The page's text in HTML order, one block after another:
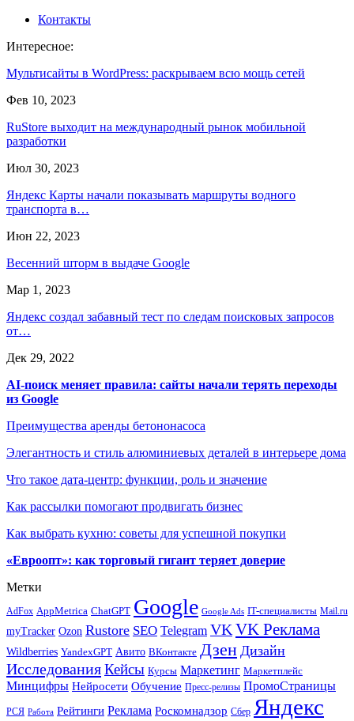
Контакты
Интересное:
Мультисайты в WordPress: раскрываем всю мощь сетей
Фев 10, 2023
RuStore выходит на международный рынок мобильной
разработки
Июл 30, 2023
Яндекс Карты начали показывать маршруты водного
транспорта в…
Июн 22, 2023
Весенний шторм в выдаче Google
Мар 1, 2023
Яндекс создал забавный тест по следам поисковых запросов
от…
Дек 29, 2022
AI-поиск меняет правила: сайты начали терять переходы
из Google
Преимущества аренды бетононасоса
Элегантность и стиль алюминиевых деталей в интерьере дома
Что такое дата-центр: функции, роль и значение
Как рассылки помогают продвигать бизнес
Как выбрать кухню: советы для успешной покупки
«Евроопт»: как торговый гигант теряет доверие
Метки
AdFox AppMetrica ChatGPT Google Google Ads IT-специалисты Mail.ru
myTracker Ozon Rustore SEO Telegram VKVK Реклама
Wildberries YandexGPT Авито ВКонтакте Дзен Дизайн
ИсследованияКейсы Курсы Маркетинг Маркетплейс
Минцифры Нейросети Обучение Пресс-релизы ПромоСтраницы
РСЯ Работа Рейтинги Реклама Роскомнадзор Сбер Яндекс